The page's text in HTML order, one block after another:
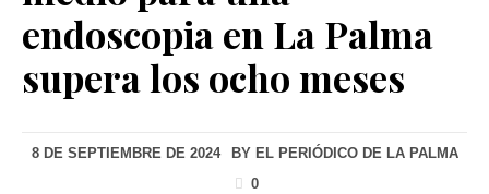
endoscopia en La Palma
supera los ocho meses
8 DE SEPTIEMBRE DE 2024 BY EL PERIÓDICO DE LA PALMA
0